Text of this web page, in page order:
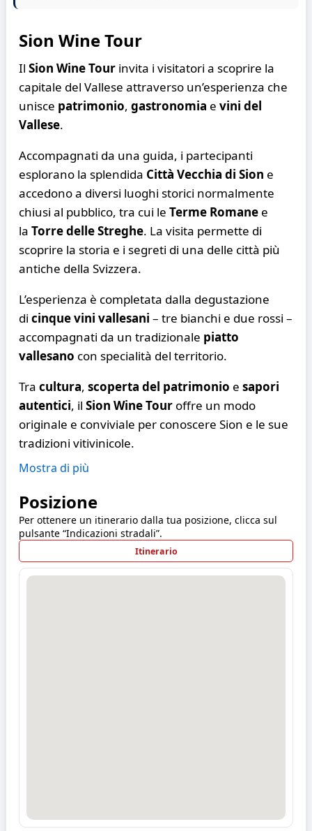
Sion Wine Tour
IlSion Wine Tour invita i visitatori a scoprire la
capitale del Vallese attraverso un’esperienza che
unisce patrimonio,gastronomia evini del
Vallese.
Accompagnati da una guida, i partecipanti
esplorano la splendida Città Vecchia di Sion e
accedono a diversi luoghi storici normalmente
chiusi al pubblico, tra cui leTerme Romane e
laTorre delle Streghe. La visita permette di
scoprire la storia e i segreti di una delle città più
antiche della Svizzera.
L’esperienza è completata dalla degustazione
dicinque vini vallesani – tre bianchi e due rossi –
accompagnati da un tradizionale piatto
vallesano con specialità del territorio.
Tracultura,scoperta del patrimonio esapori
autentici, ilSion Wine Tour offre un modo
originale e conviviale per conoscere Sion e le sue
tradizioni vitivinicole.
Mostra di più
Posizione
Per ottenere un itinerario dalla tua posizione, clicca sul
pulsante “Indicazioni stradali”.
Itinerario